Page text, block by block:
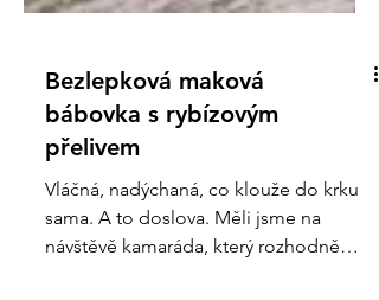
Bezlepková maková
bábovka s rybízovým
přelivem
Vláčná, nadýchaná, co klouže do krku
sama. A to doslova. Měli jsme na